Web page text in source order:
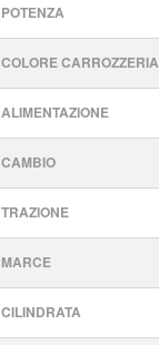
POTENZA
COLORE CARROZZERIA
ALIMENTAZIONE
CAMBIO
TRAZIONE
MARCE
CILINDRATA